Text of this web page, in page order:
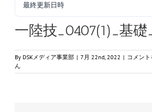
最終更新日時
一陸技_0407(1)_基礎
By DSKメディア事業部 | 7月 22nd, 2022 | 一
技
コメン
ん